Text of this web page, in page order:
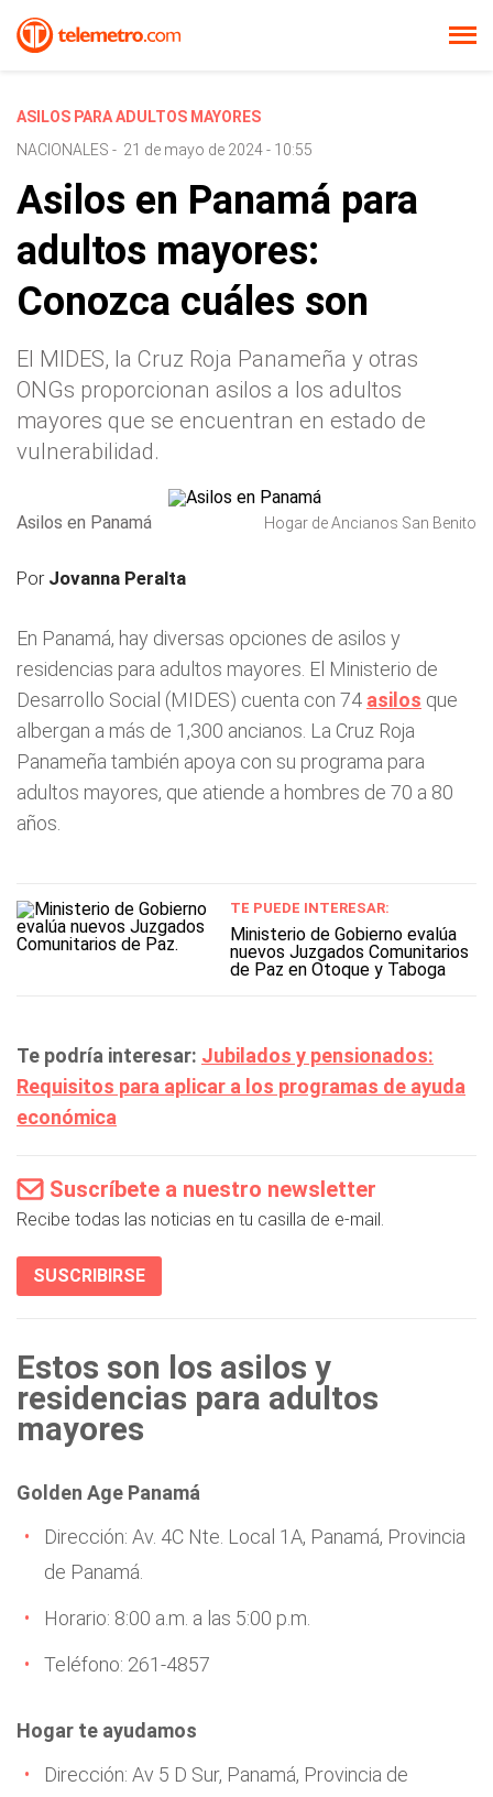
ASILOS PARA ADULTOS MAYORES
NACIONALES - 21 de mayo de 2024 - 10:55
Asilos en Panamá para
adultos mayores:
Conozca cuáles son
El MIDES, la Cruz Roja Panameña y otras
ONGs proporcionan asilos a los adultos
mayores que se encuentran en estado de
vulnerabilidad.
Asilos en Panamá Hogar de Ancianos San Benito
Por Jovanna Peralta
En Panamá, hay diversas opciones de asilos y
residencias para adultos mayores. El Ministerio de
Desarrollo Social (MIDES) cuenta con 74 asilos que
albergan a más de 1,300 ancianos. La Cruz Roja
Panameña también apoya con su programa para
adultos mayores, que atiende a hombres de 70 a 80
años.
TE PUEDE INTERESAR:
Ministerio de Gobierno evalúa
nuevos Juzgados Comunitarios
de Paz en Otoque y Taboga
Te podría interesar: Jubilados y pensionados:
Requisitos para aplicar a los programas de ayuda
económica
Suscríbete a nuestro newsletter
Recibe todas las noticias en tu casilla de e-mail.
SUSCRIBIRSE
Estos son los asilos y
residencias para adultos
mayores
Golden Age Panamá
Dirección: Av. 4C Nte. Local 1A, Panamá, Provincia
de Panamá.
Horario: 8:00 a.m. a las 5:00 p.m.
Teléfono: 261-4857
Hogar te ayudamos
Dirección: Av 5 D Sur, Panamá, Provincia de